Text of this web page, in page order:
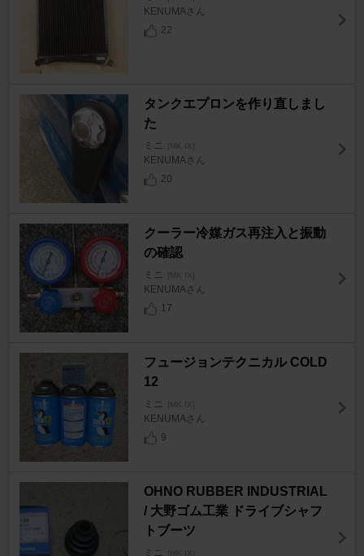
KENUMAさん
22
タンクエプロンを作り直しまし
た
ミニ [MK IX]
KENUMAさん
20
クーラー冷媒ガス再注入と振動
の確認
ミニ [MK IX]
KENUMAさん
17
フュージョンテクニカル COLD
12
ミニ [MK IX]
KENUMAさん
9
OHNO RUBBER INDUSTRIAL
/ 大野ゴム工業 ドライブシャフ
トブーツ
ミニ [MK IX]